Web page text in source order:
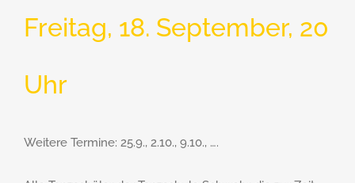
Freitag, 18. September, 20
Uhr
Weitere Termine: 25.9., 2.10., 9.10., ….